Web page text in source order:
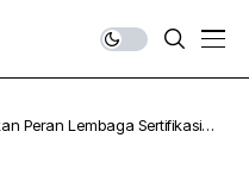
Peran Lembaga Sertifikasi